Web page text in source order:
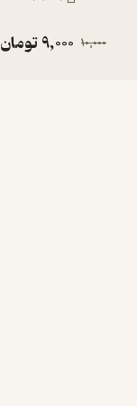
10,000
9,000تومان